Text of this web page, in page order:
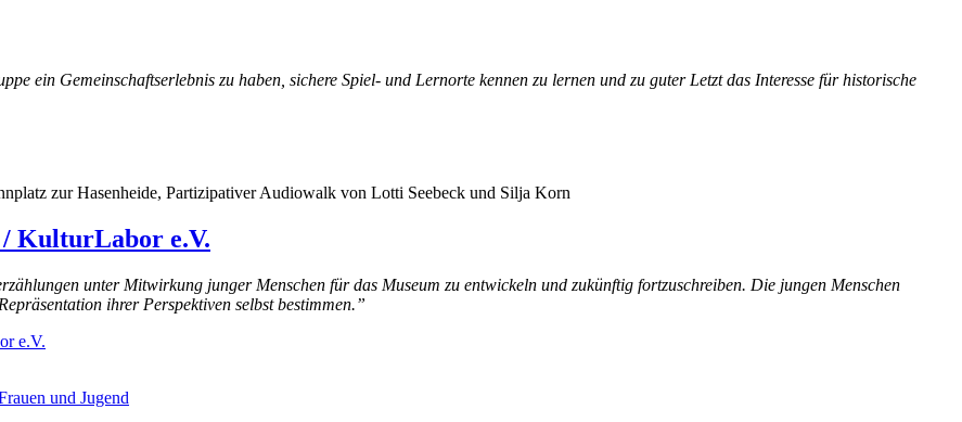
ein Gemeinschaftserlebnis zu haben, sichere Spiel- und Lernorte kennen zu lernen und zu guterLetztdas Interesse für historische
zur Hasenheide, Partizipativer Audiowalk von Lotti Seebeck und Silja Korn
/ KulturLabor e.V.
unter Mitwirkung junger Menschen für das Museum zu entwickeln und zukünftig fortzuschreiben. Die jungen Menschen
ihrer Perspektiven selbst bestimmen.”
e.V.